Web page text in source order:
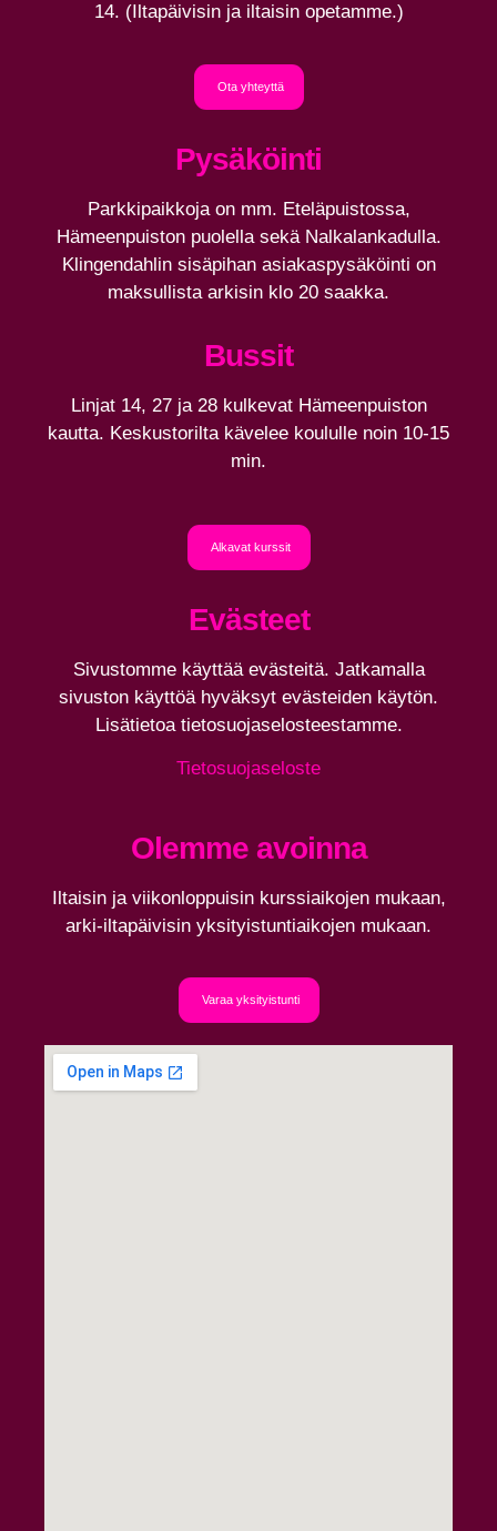
14. (Iltapäivisin ja iltaisin opetamme.)
Ota yhteyttä
Pysäköinti
Parkkipaikkoja on mm. Eteläpuistossa,
Hämeenpuiston puolella sekä Nalkalankadulla.
Klingendahlin sisäpihan asiakaspysäköinti on
maksullista arkisin klo 20 saakka.
Bussit
Linjat 14, 27 ja 28 kulkevat Hämeenpuiston
kautta. Keskustorilta kävelee koululle noin 10-15
min.
Alkavat kurssit
Evästeet
Sivustomme käyttää evästeitä. Jatkamalla
sivuston käyttöä hyväksyt evästeiden käytön.
Lisätietoa tietosuojaselosteestamme.
Tietosuojaseloste
Olemme avoinna
Iltaisin ja viikonloppuisin kurssiaikojen mukaan,
arki-iltapäivisin yksityistuntiaikojen mukaan.
Varaa yksityistunti